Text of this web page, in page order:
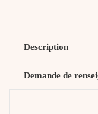
Description
Demande de